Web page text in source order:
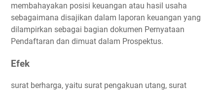
membahayakan posisi keuangan atau hasil usaha
sebagaimana disajikan dalam laporan keuangan yang
dilampirkan sebagai bagian dokumen Pernyataan
Pendaftaran dan dimuat dalam Prospektus.
Efek
surat berharga, yaitu surat pengakuan utang, surat